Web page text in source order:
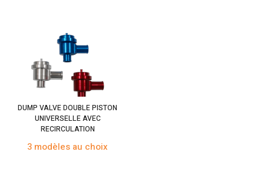
DUMP VALVE DOUBLE PISTON
UNIVERSELLE AVEC
RECIRCULATION
3 modèles au choix